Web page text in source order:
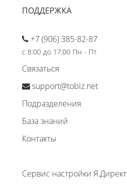
ПОДДЕРЖКА
+7 (906) 385-82-87
с 8:00 до 17:00 Пн - Пт
Связаться
support@tobiz.net
Подразделения
База знаний
Контакты
Сервис настройки Я.Директ